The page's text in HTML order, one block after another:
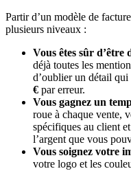
Partir d’un modèle de
plusieurs niveaux :
Vous êtes sûr d’être
déjà toutes les
d’oublier un détail
€ par erreur.
Vous gagnez un
roue à chaque vente,
spécifiques au client
l’argent que vous
Vous soignez votre
votre logo et les